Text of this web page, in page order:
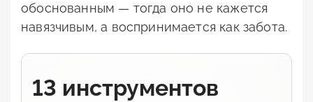
обоснованным — тогда оно не кажется
навязчивым, а воспринимается как забота.
13 инструментов